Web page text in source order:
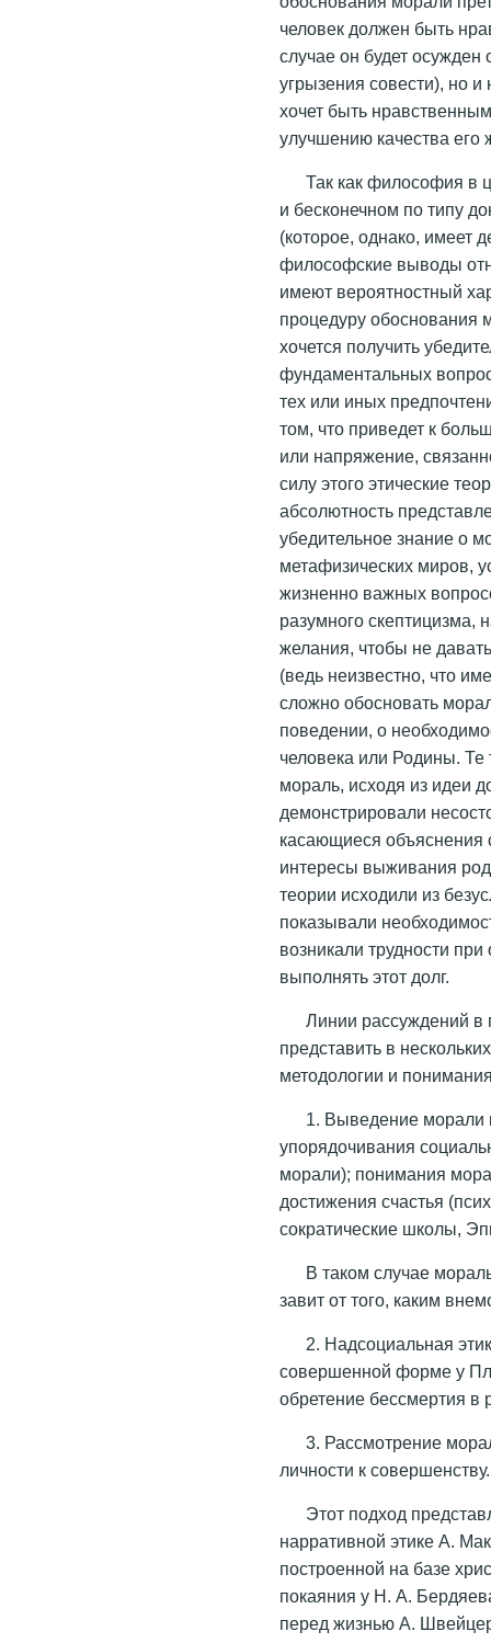
человек должен быть
случае он будет
угрызения совести), но
хочет быть
улучшению качества его
Так как философия в
и бесконечном по типу
(которое, однако, имеет
философские выводы
имеют вероятностный
процедуру обоснования
хочется получить
фундаментальных
тех или иных
том, что приведет к
или напряжение,
силу этого этические
абсолютность
убедительное знание о
метафизических миров,
жизненно важных
разумного скептицизма,
желания, чтобы не
(ведь неизвестно, что
сложно обосновать
поведении, о
человека или Родины. Те
мораль, исходя из идеи
демонстрировали
касающиеся объяснения
интересы выживания
теории исходили из
показывали
возникали трудности
выполнять этот долг.
Линии рассуждений
представить в
методологии и
1. Выведение морали
упорядочивания
морали); понимания
достижения счастья
сократические школы,
В таком случае
завит от того, каким
2. Надсоциальная
совершенной форме у
обретение бессмертия в
3. Рассмотрение
личности к совершенству.
Этот подход
нарративной этике А.
построенной на базе
покаяния у Н. А.
перед жизнью А.